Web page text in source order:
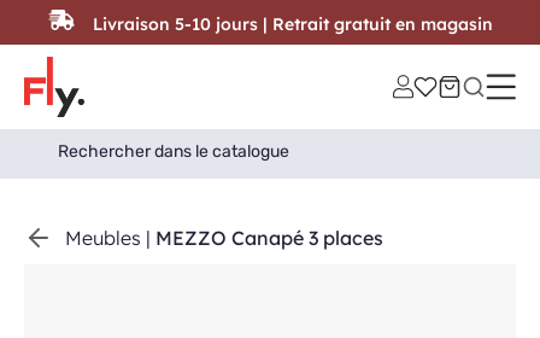
Passer au contenu
Search
for:
Search Button
Meubles | MEZZO Canapé 3 places
Livraison 5-10 jours | Retrait gratuit en magasin